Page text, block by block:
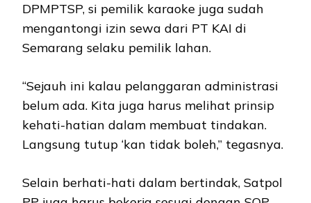
DPMPTSP, si pemilik karaoke juga sudah
mengantongi izin sewa dari PT KAI di
Semarang selaku pemilik lahan.
“Sejauh ini kalau pelanggaran administrasi
belum ada. Kita juga harus melihat prinsip
kehati-hatian dalam membuat tindakan.
Langsung tutup ‘kan tidak boleh,” tegasnya.
Selain berhati-hati dalam bertindak, Satpol